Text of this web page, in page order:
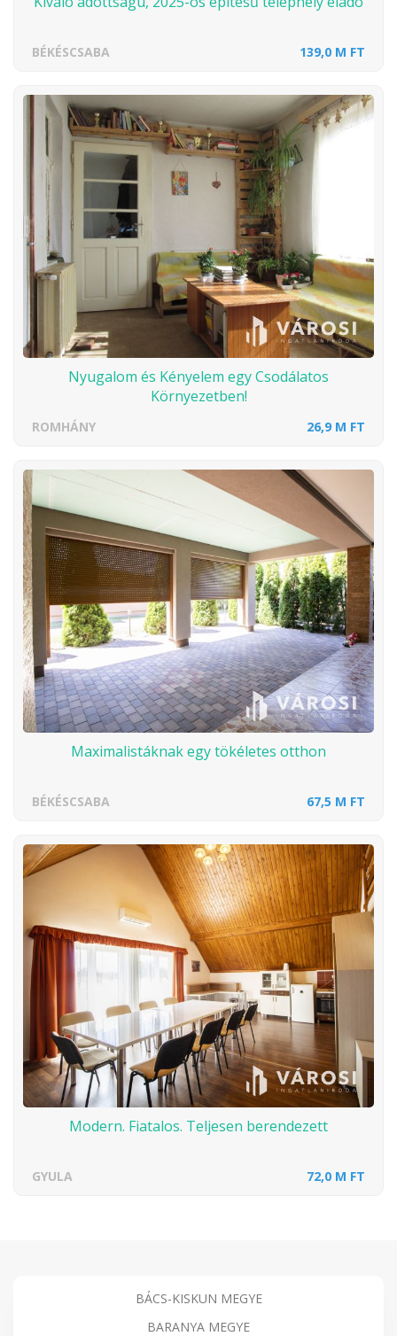
BÉKÉSCSABA 139,0 M FT
Nyugalom és Kényelem egy Csodálatos
Környezetben!
ROMHÁNY 26,9 M FT
Maximalistáknak egy tökéletes otthon
BÉKÉSCSABA 67,5 M FT
Modern. Fiatalos. Teljesen berendezett
GYULA 72,0 M FT
BÁCS-KISKUN MEGYE
BARANYA MEGYE